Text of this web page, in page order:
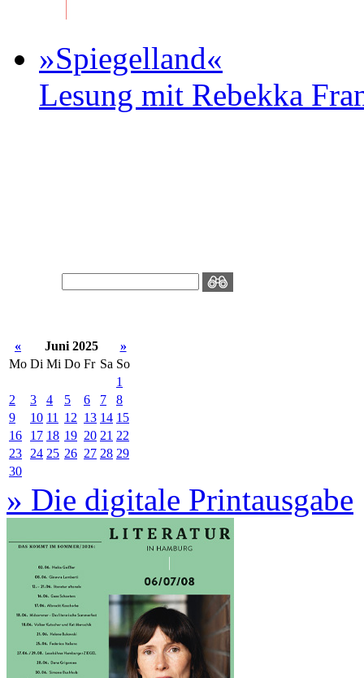
»Spiegelland«
Lesung mit Rebekka
« Juni 2025
»
Mo Di Mi Do Fr Sa So
1
2
3 4 5 6 7
8
9
10 11 12 13 14 15
16
17 18 19 20 21 22
23
24 25 26 27 28 29
30
» Die digitale Printausgabe